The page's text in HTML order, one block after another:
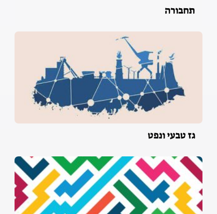
תחבורה
גז טבעי ונפט